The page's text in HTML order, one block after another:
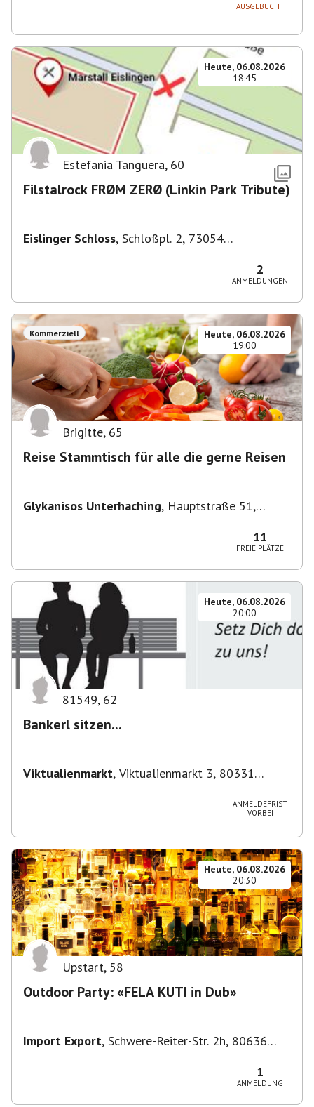
AUSGEBUCHT
Heute, 06.08.2026
18:45
Estefania Tanguera, 60
Filstalrock FRØM ZERØ (Linkin Park Tribute)
Eislinger Schloss, Schloßpl. 2, 73054
2
ANMELDUNGEN
Kommerziell
Heute, 06.08.2026
19:00
Brigitte, 65
Reise Stammtisch für alle die gerne Reisen
Glykanisos Unterhaching, Hauptstraße 51,
11
FREIE PLÄTZE
Heute, 06.08.2026
20:00
81549, 62
Bankerl sitzen...
Viktualienmarkt, Viktualienmarkt 3, 80331
ANMELDEFRIST
VORBEI
Heute, 06.08.2026
20:30
Upstart, 58
Outdoor Party: «FELA KUTI in Dub»
Import Export, Schwere-Reiter-Str. 2h, 80636
1
ANMELDUNG